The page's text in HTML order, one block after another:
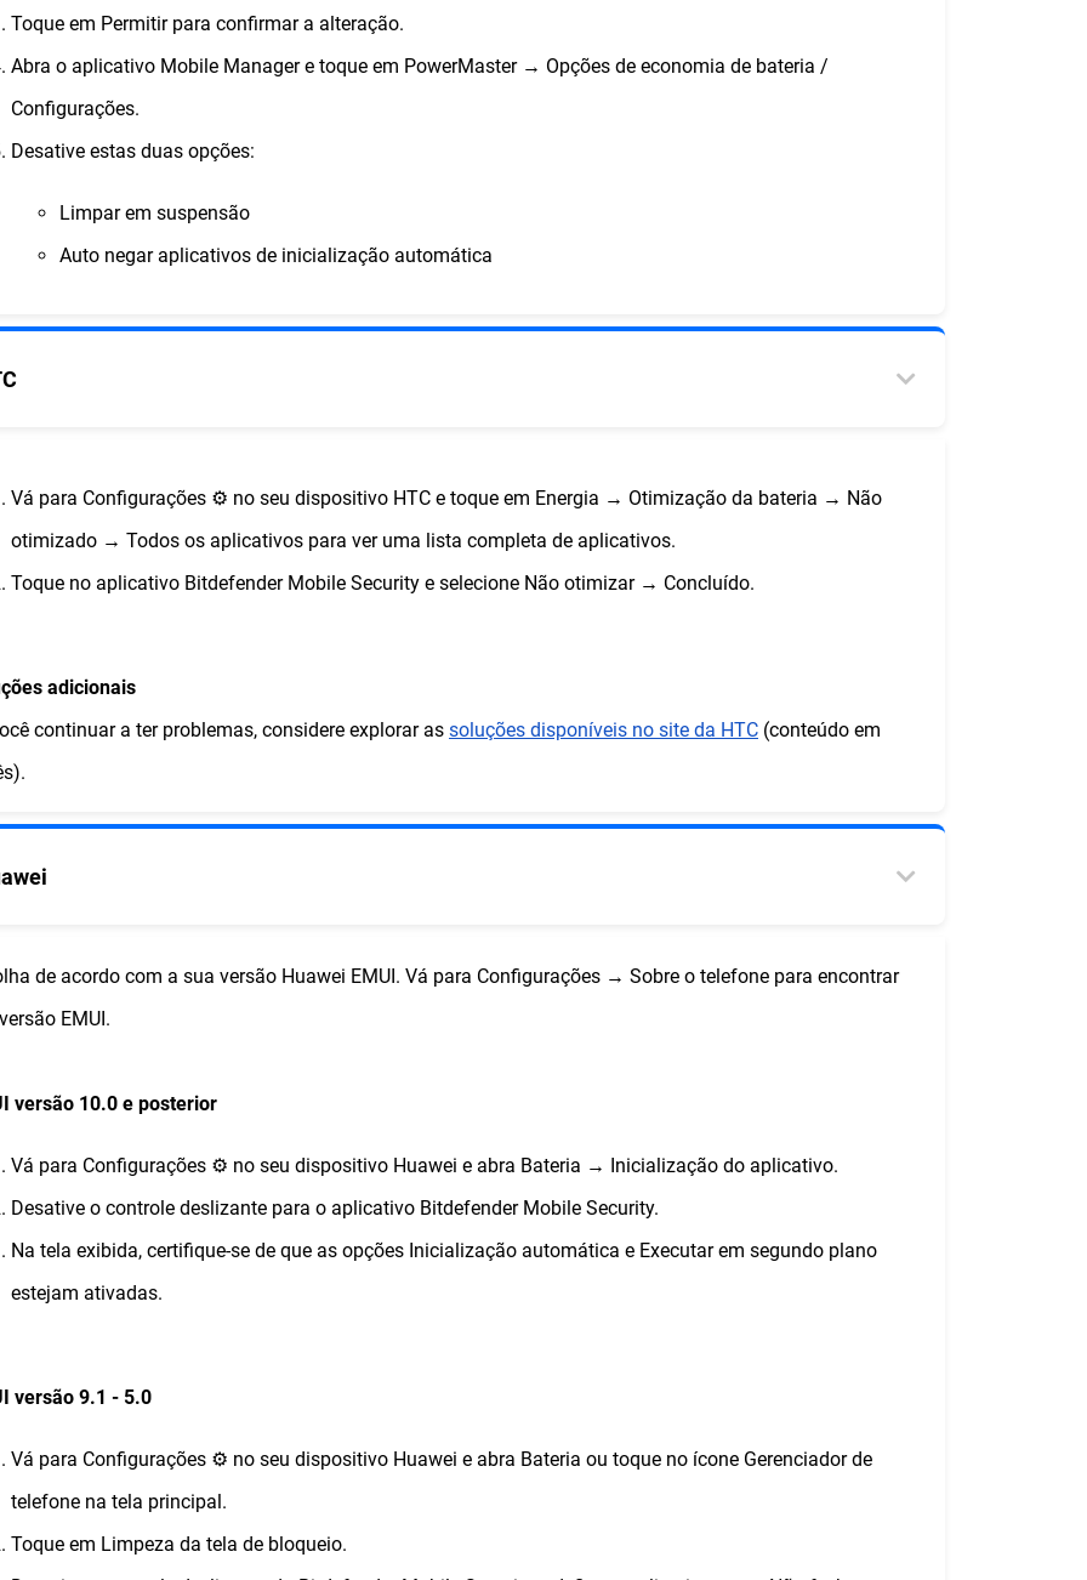
Toque em Permitir para confirmar a alteração.
Abra o aplicativo Mobile Manager e toque em PowerMaster → Opções de economia de bateria /
Configurações.
Desative estas duas opções:
Limpar em suspensão
Auto negar aplicativos de inicialização automática
Vá para Configurações ⚙︎ no seu dispositivo HTC e toque em Energia → Otimização da bateria → Não
otimizado → Todos os aplicativos para ver uma lista completa de aplicativos.
Toque no aplicativo Bitdefender Mobile Security e selecione Não otimizar → Concluído.
adicionais
continuar a ter problemas, considere explorar as soluções disponíveis no site da HTC (conteúdo em
de acordo com a sua versão Huawei EMUI. Vá para Configurações → Sobre o telefone para encontrar
EMUI.
versão 10.0 e posterior
Vá para Configurações ⚙︎ no seu dispositivo Huawei e abra Bateria → Inicialização do aplicativo.
Desative o controle deslizante para o aplicativo Bitdefender Mobile Security.
Na tela exibida, certifique-se de que as opções Inicialização automática e Executar em segundo plano
estejam ativadas.
versão 9.1 - 5.0
Vá para Configurações ⚙︎ no seu dispositivo Huawei e abra Bateria ou toque no ícone Gerenciador de
telefone na tela principal.
Toque em Limpeza da tela de bloqueio.